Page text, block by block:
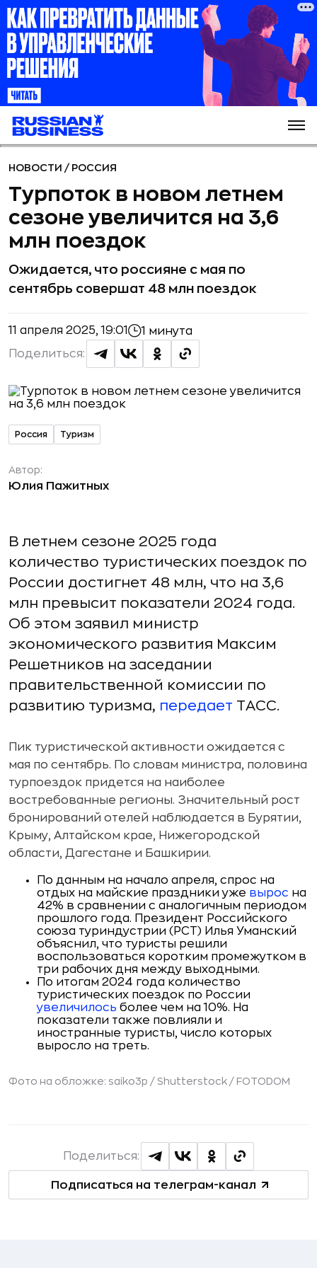
НОВОСТИ / РОССИЯ
Турпоток в новом летнем
сезоне увеличится на 3,6
млн поездок
Ожидается, что россияне с мая по
сентябрь совершат 48 млн поездок
11 апреля 2025, 19:01 1 минута
Поделиться:
Россия Туризм
Автор:
Юлия Пажитных
В летнем сезоне 2025 года
количество туристических поездок по
России достигнет 48 млн, что на 3,6
млн превысит показатели 2024 года.
Об этом заявил министр
экономического развития Максим
Решетников на заседании
правительственной комиссии по
развитию туризма, передает ТАСС.
Пик туристической активности ожидается с
мая по сентябрь. По словам министра, половина
турпоездок придется на наиболее
востребованные регионы. Значительный рост
бронирований отелей наблюдается в Бурятии,
Крыму, Алтайском крае, Нижегородской
области, Дагестане и Башкирии.
По данным на начало апреля, спрос на
отдых на майские праздники уже вырос на
42% в сравнении с аналогичным периодом
прошлого года. Президент Российского
союза туриндустрии (РСТ) Илья Уманский
объяснил, что туристы решили
воспользоваться коротким промежутком в
три рабочих дня между выходными.
По итогам 2024 года количество
туристических поездок по России
увеличилось более чем на 10%. На
показатели также повлияли и
иностранные туристы, число которых
выросло на треть.
Фото на обложке: saiko3p / Shutterstock / FOTODOM
Подписаться на телеграм-канал
Поделиться: